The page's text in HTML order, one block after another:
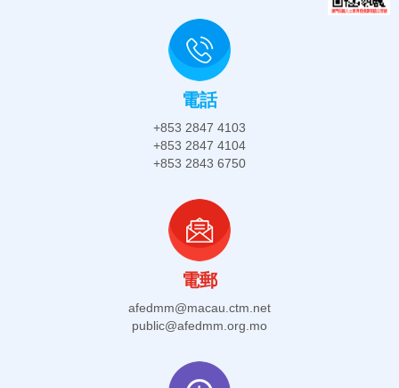
電話
+853 2847 4103
+853 2847 4104
+853 2843 6750
電郵
afedmm@macau.ctm.net
public@afedmm.org.mo